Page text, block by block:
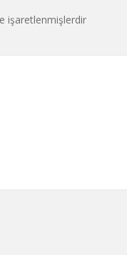
işaretlenmişlerdir